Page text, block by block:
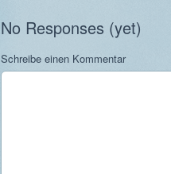
No Responses (yet)
Schreibe einen Kommentar